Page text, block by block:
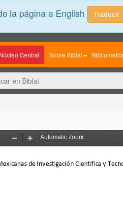
Núcleo Central Sobre Biblat Bibliometría
Zoom
Zoom
de Investigación Científica y
la página a English Traducir